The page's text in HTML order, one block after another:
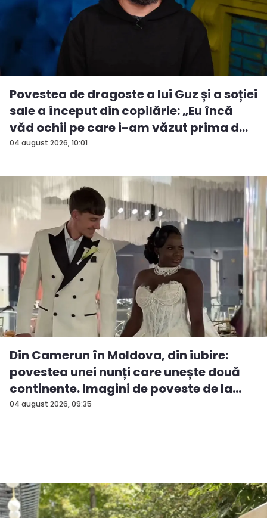
04 august 2026, 10:01
Povestea de dragoste a lui Guz și a soției
sale a început din copilărie: „Eu încă
văd ochii pe care i-am văzut prima d...
04 august 2026, 09:35
Din Camerun în Moldova, din iubire:
povestea unei nunți care unește două
continente. Imagini de poveste de la
ev...